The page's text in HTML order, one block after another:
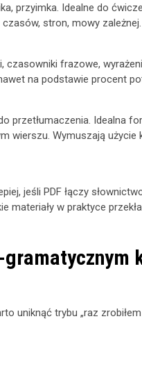
przyimka. Idealne do
stron, mowy zależnej.
czasowniki frazowe,
na podstawie procent
przetłumaczenia. Idealna
wierszu. Wymuszają użycie
jeśli PDF łączy
materiały w praktyce
uniknąć trybu „raz